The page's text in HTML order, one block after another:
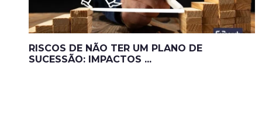
RISCOS DE NÃO TER UM PLANO DE
SUCESSÃO: IMPACTOS ...